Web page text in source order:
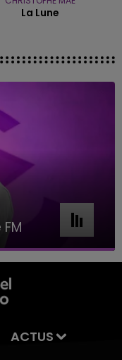
La Lune
ACTUS